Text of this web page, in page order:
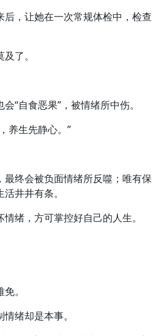
，让她在一次常规体检中，检查
了。
“自食恶果”，被情绪所中伤。
养生先静心。”
最终会被负面情绪所反噬；唯有保
井井有条。
绪，方可掌控好自己的人生。
。
绪却是本事。